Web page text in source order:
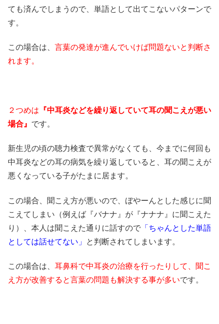
ても済んでしまうので、単語として出てこないパターンで
す。
この場合は、 言葉の発達が進んでいけば問題ないと判断さ
れます。
２つめは 『中耳炎などを繰り返していて耳の聞こえが悪い
場合』 です。
新生児の頃の聴力検査で異常がなくても、今までに何回も
中耳炎などの耳の病気を繰り返していると、耳の聞こえが
悪くなっている子がたまに居ます。
この場合、聞こえ方が悪いので、ぼやーんとした感じに聞
こえてしまい（例えば『バナナ』が『ナナナ』に聞こえた
り）、本人は聞こえた通りに話すので 「ちゃんとした単語
としては話せてない」
と判断されてしまいます。
この場合は、 耳鼻科で中耳炎の治療を行ったりして、聞こ
え方が改善すると言葉の問題も解決する事が多いです。